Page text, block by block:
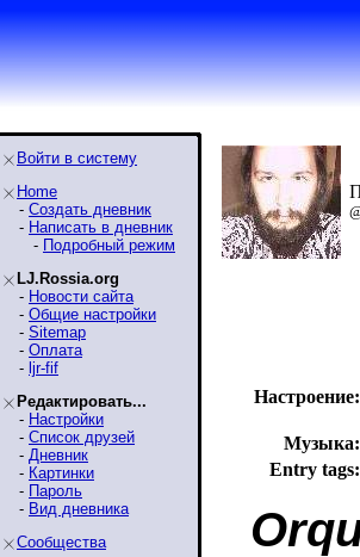
Войти в систему
Home
- Создать дневник
- Написать в дневник
- Подробный режим
LJ.Rossia.org
- Новости сайта
- Общие настройки
- Sitemap
- Оплата
- ljr-fif
Редактировать...
- Настройки
- Список друзей
- Дневник
- Картинки
- Пароль
- Вид дневника
Сообщества
Настроение:
Музыка:
Entry tags: